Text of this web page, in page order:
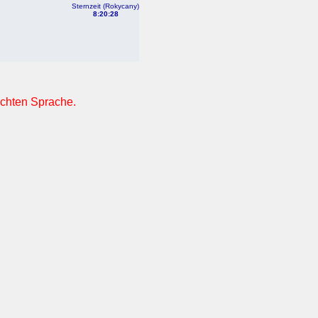
Sternzeit (Rokycany)
8:20:28
Sprache.